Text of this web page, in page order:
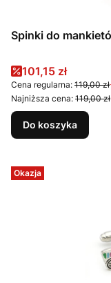
Spinki do
Cena promocyjna
101,15 zł
Cena regularna: 119,00 zł
Najniższa cena: 119,00 zł
Do koszyka
Okazja